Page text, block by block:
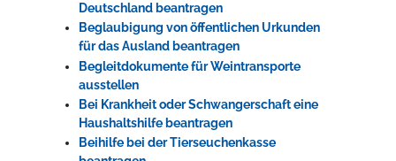
Deutschland beantragen
Beglaubigung von öffentlichen Urkunden
für das Ausland beantragen
Begleitdokumente für Weintransporte
ausstellen
Bei Krankheit oder Schwangerschaft eine
Haushaltshilfe beantragen
Beihilfe bei der Tierseuchenkasse